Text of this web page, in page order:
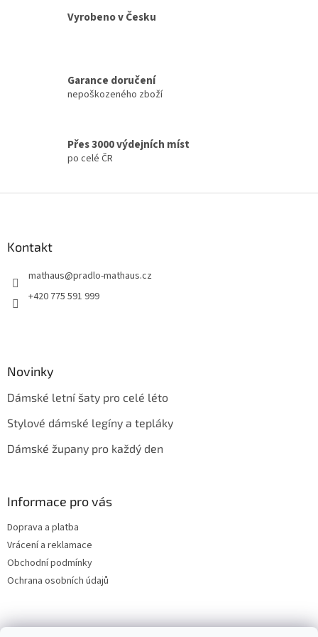
Vyrobeno v Česku
Garance doručení
nepoškozeného zboží
Přes 3000 výdejních míst
po celé ČR
Kontakt
mathaus@pradlo-mathaus.cz
+420 775 591 999
Novinky
Dámské letní šaty pro celé léto
Stylové dámské legíny a tepláky
Dámské župany pro každý den
Informace pro vás
Doprava a platba
Vrácení a reklamace
Obchodní podmínky
Ochrana osobních údajů